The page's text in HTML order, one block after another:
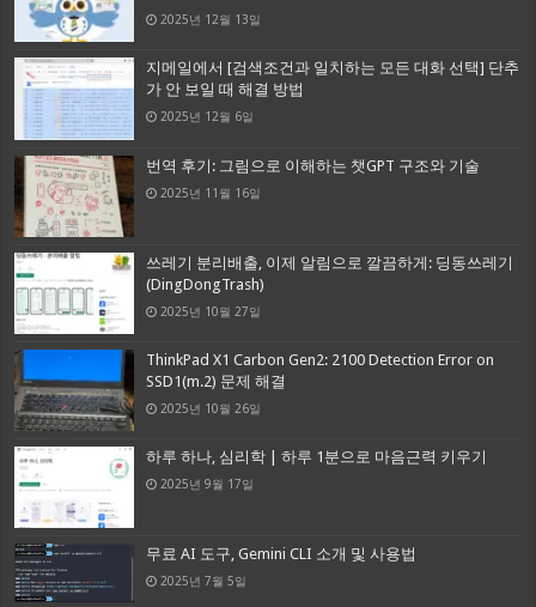
2025년 12월 13일
지메일에서 [검색조건과 일치하는 모든 대화 선택] 단추
가 안 보일 때 해결 방법
2025년 12월 6일
번역 후기: 그림으로 이해하는 챗GPT 구조와 기술
2025년 11월 16일
쓰레기 분리배출, 이제 알림으로 깔끔하게: 딩동쓰레기
(DingDongTrash)
2025년 10월 27일
ThinkPad X1 Carbon Gen2: 2100 Detection Error on
SSD1(m.2) 문제 해결
2025년 10월 26일
하루 하나, 심리학 | 하루 1분으로 마음근력 키우기
2025년 9월 17일
무료 AI 도구, Gemini CLI 소개 및 사용법
2025년 7월 5일